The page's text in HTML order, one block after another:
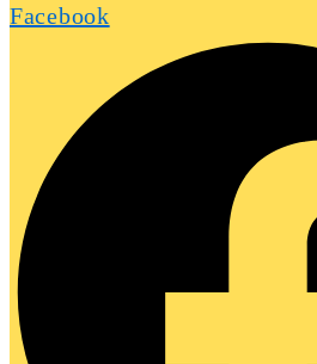
Facebook